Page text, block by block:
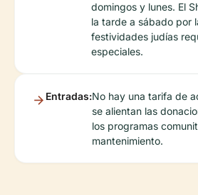
domingos y lunes. El
la tarde a sábado por
festividades judías
especiales.
Entradas:No hay una tarifa de
se alientan las
los programas
mantenimiento.